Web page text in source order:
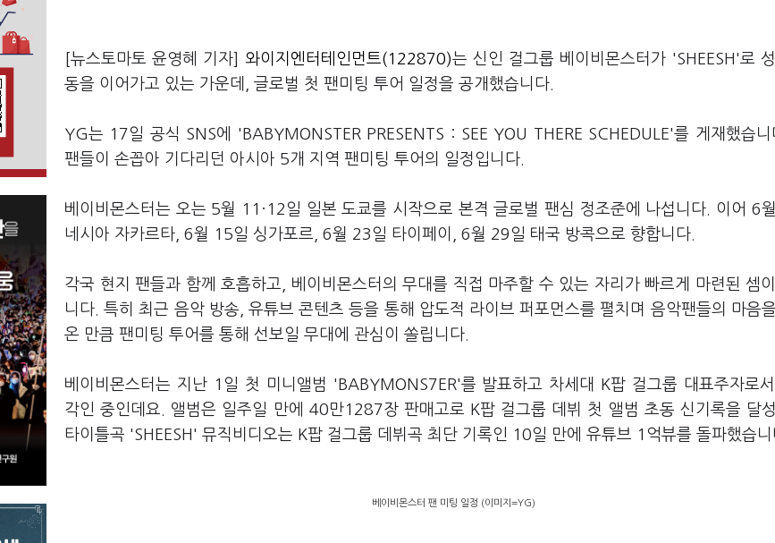
[뉴스토마토 윤영혜 기자] 와이지엔터테인먼트(122870)는 신인 걸그룹 베이비몬스터가 'SHEESH'로
동을 이어가고 있는 가운데, 글로벌 첫 팬미팅 투어 일정을 공개했습니다.
YG는 17일 공식 SNS에 'BABYMONSTER PRESENTS : SEE YOU THERE SCHEDULE'를 게재했습니
팬들이 손꼽아 기다리던 아시아 5개 지역 팬미팅 투어의 일정입니다.
베이비몬스터는 오는 5월 11·12일 일본 도쿄를 시작으로 본격 글로벌 팬심 정조준에 나섭니다. 이어 6
네시아 자카르타, 6월 15일 싱가포르, 6월 23일 타이페이, 6월 29일 태국 방콕으로 향합니다.
각국 현지 팬들과 함께 호흡하고, 베이비몬스터의 무대를 직접 마주할 수 있는 자리가 빠르게 마련된 셈
니다. 특히 최근 음악 방송, 유튜브 콘텐츠 등을 통해 압도적 라이브 퍼포먼스를 펼치며 음악팬들의 마음
온 만큼 팬미팅 투어를 통해 선보일 무대에 관심이 쏠립니다.
베이비몬스터는 지난 1일 첫 미니앨범 'BABYMONS7ER'를 발표하고 차세대 K팝 걸그룹 대표주자로
각인 중인데요. 앨범은 일주일 만에 40만1287장 판매고로 K팝 걸그룹 데뷔 첫 앨범 초동 신기록을 달성
타이틀곡 'SHEESH' 뮤직비디오는 K팝 걸그룹 데뷔곡 최단 기록인 10일 만에 유튜브 1억뷰를 돌파했습니
베이비몬스터 팬 미팅 일정 (이미지=YG)